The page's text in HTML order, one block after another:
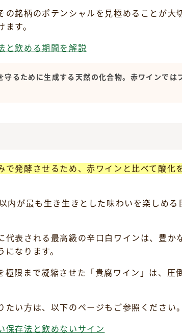
銘柄のポテンシャルを見極めることが大
す。
と飲める期間を解説
守るために生成する天然の化合物。赤ワインで
発酵させるため、赤ワインと比べて酸
が最も生き生きとした味わいを楽しめ
表される最高級の辛口白ワインは、豊
なります。
限まで凝縮させた「貴腐ワイン」は、
い方は、以下のページもご参照ください。
保存法と飲めないサイン